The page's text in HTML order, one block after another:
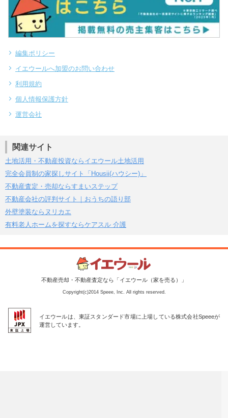
編集ポリシー
イエウールへ加盟のお問い合わせ
利用規約
個人情報保護方針
運営会社
関連サイト
土地活用・不動産投資ならイエウール土地活用
完全会員制の家探しサイト「Housii(ハウシー)」
不動産査定・売却ならすまいステップ
不動産会社の評判サイト｜おうちの語り部
外壁塗装ならヌリカエ
有料老人ホームを探すならケアスル 介護
不動産売却・不動産査定なら「イエウール（家を売る）」
Copyright(c)2014 Speee, Inc. All rights reserved.
イエウールは、東証スタンダード市場に上場している株式会社Speeeが
運営しています。